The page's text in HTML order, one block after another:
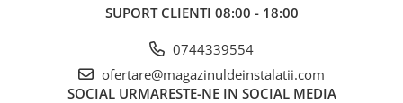
SUPORT CLIENTI 08:00 - 18:00
0744339554
ofertare@magazinuldeinstalatii.com
SOCIAL URMARESTE-NE IN SOCIAL MEDIA